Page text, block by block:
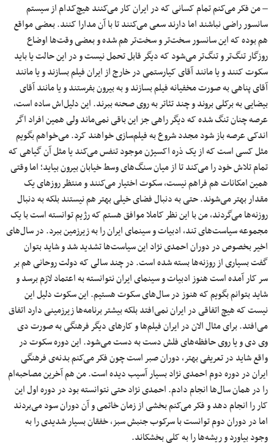
– من فکر می‌کنم تمام کسانی که در ایران کار می‌کنند هیچ‌کدام از سیستم
سانسور راضی نباشند اما دارند سعی می‌کنند تا با آن مدارا کنند. بعضی مواقع
هم بوده که این سانسور سخت‌تر و سخت‌تر هم شده و بعضی وقت‌ها اوضاع
روزگار تنگ‌تر و تنگ‌تر می‌شود که دیگر قابل تحمل نیست و در این حالت یا باید
سکوت کنند و یا مانند آقای کیارستمی در خارج از ایران فیلم بسازند و یا مانند
آقای پناهی به صورت مخفیانه فیلم بسازند و به بیرون بفرستند و یا مانند آقای
بیضایی به برکلی بروند و چند تئاتر به روی صحنه ببرند. این دلیل‌اش ساده است،
عرصه چنان تنگ شده که دیگر راهی جز این باقی نمی‌ماند ولی همین افراد اگر
اندکی عرصه باز شود مجدد شروع به فیلم‌سازی خواهند کرد. می‌خواهم بگویم
مثل کسی است که از یک ذره اکسیژن موجود تنفس می‌کند یا مثل آن گیاهی که
تمام تلاش خود را می‌کند تا از میان سنگ‌های وسط خیابان بیرون بیاید؛ اما وقتی
همین امکانات هم فراهم نیست، سکوت اختیار می‌کنند و منتظر روزهای یک
مقدار بهتر می‌شوند. حتی به دنبال فضای خیلی بهتر هم نیستند بلکه به دنبال
روزنه‌ها می‌گردند، من با این نظر کاملا موافق هستم که رژیم توانسته است با یک
مجموعه سیاست‌های تند، ادبیات و سینمای ایران را به زیرزمین ببرد. در سال‌های
اخیر بخصوص در دوران احمدی نژاد این سیاست‌ها تشدید شد و شاید بتوان
گفت بسیاری از روزنه‌ها بسته شده است. در چند سالی که دولت روحانی هم بر
سر کار آمده است هنوز ادبیات و سینمای ایران نتوانسته به اعتماد لازم برسد و
شاید بتوانم بگویم که هنوز در سال‌های سکوت هستیم. این سکوت دلیل این
نیست که هیچ اتفاقی در ایران نمی‌افتد بلکه بیشتر برنامه‌ها زیرزمینی دارد اتفاق
می‌افتد. برای مثال الان در ایران فیلم‌ها و کارهای دیگر فرهنگی به صورت دی
وی دی و یا روی حافظه‌های فلش دست به دست می‌شود. این دوره سکوت در
واقع شاید در تعریفی بهتر، دوران صبر است چون فکر می‌کنم بدنه‌ی فرهنگی
ایران در دوره دوم احمدی نژاد بسیار آسیب دیده است. من هم آخرین مصاحبه‌ام
را در همان سال‌ها انجام دادم. احمدی نژاد حتی نتوانسته بود در دوره اول این
کار را انجام دهد و فکر می‌کنم بخشی از زمان خاتمی و آن دوران سود می‌بردند
اما در دوران دوم توانست با سرکوب جنبش سبز، خفقان بسیار شدیدی را به
وجود بیاورد و ریشه‌ها را به کلی بخشکاند.